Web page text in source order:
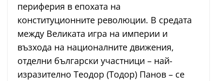
периферия в епохата на
конституционните революции. В средата
между Великата игра на империи и
възхода на националните движения,
отделни български участници – най-
изразително Теодор (Тодор) Панов – се